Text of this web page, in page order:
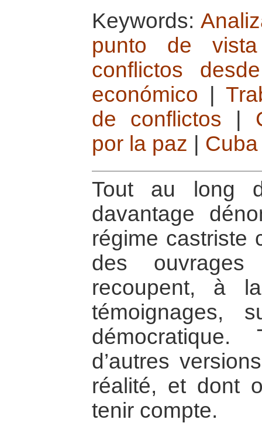
Keywords:
punto de
conflictos
económico
de conflictos
por la paz
Cuba
Tout au long
davantage
régime castriste
des
recoupent, à
témoignages,
d’autres
réalité, et dont
tenir compte.